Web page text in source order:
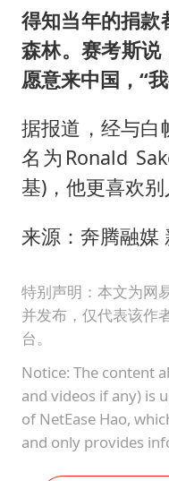
得知当年的捐款
森林。赛考斯说
愿意来中国，“
据报道，经与白
名为Ronald
基)，他更喜欢别
来源：奔腾融媒
特别声明：本文为网
并发布，仅代表该作
台。
Notice: The content
and videos if any) is
of NetEase Hao,
and only provides